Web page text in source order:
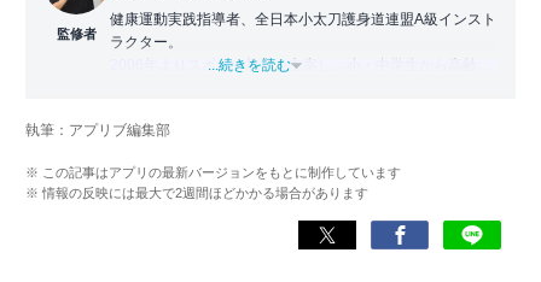
監修者
健康運動実践指導者、全日本小太刀護身道連盟A級インスト
ラクター。
2006年よりスポーツ教室を主宰し、小・中学生から高齢者
日常生活をより豊かにするヘルスケアアプリの活用法を、
メディアや講演を通じて広く発信している。
...続きを読む
執筆：アプリブ編集部
※ この記事はアプリの最新バージョンをもとに制作しています
※ 情報の反映には最大で2週間ほどかかる場合があります